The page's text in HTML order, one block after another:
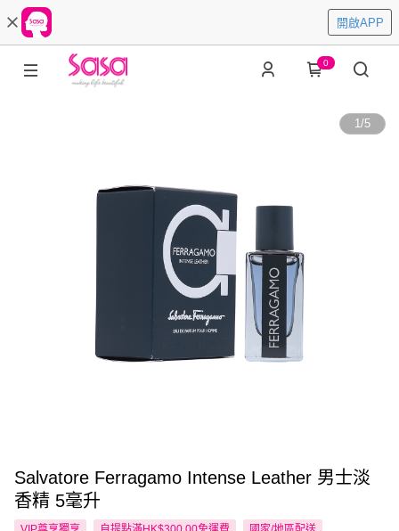
開啟APP
0
1/5
Salvatore Ferragamo Intense Leather 男士淡
香精 5毫升